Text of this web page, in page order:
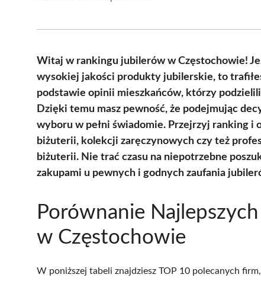
Witaj w rankingu jubilerów w Częstochowie!
wysokiej jakości produkty jubilerskie, to
podstawie opinii mieszkańców, którzy
Dzięki temu masz pewność, że podejmując
wyboru w pełni świadomie. Przejrzyj ranking
biżuterii, kolekcji zaręczynowych czy też
biżuterii. Nie trać czasu na niepotrzebne
zakupami u pewnych i godnych zaufania
Porównanie
w Częstochowie
W poniższej tabeli znajdziesz TOP 10 polecanych